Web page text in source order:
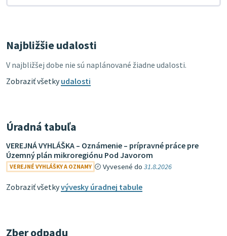
Najbližšie udalosti
V najbližšej dobe nie sú naplánované žiadne udalosti.
Zobraziť všetkyudalosti
Úradná tabuľa
VEREJNÁ VYHLÁŠKA – Oznámenie – prípravné práce pre
Územný plán mikroregiónu Pod Javorom
VEREJNÉ VYHLÁŠKY A OZNAMY Vyvesené do31.8.2026
Zobraziť všetkyvývesky úradnej tabule
Zber odpadu